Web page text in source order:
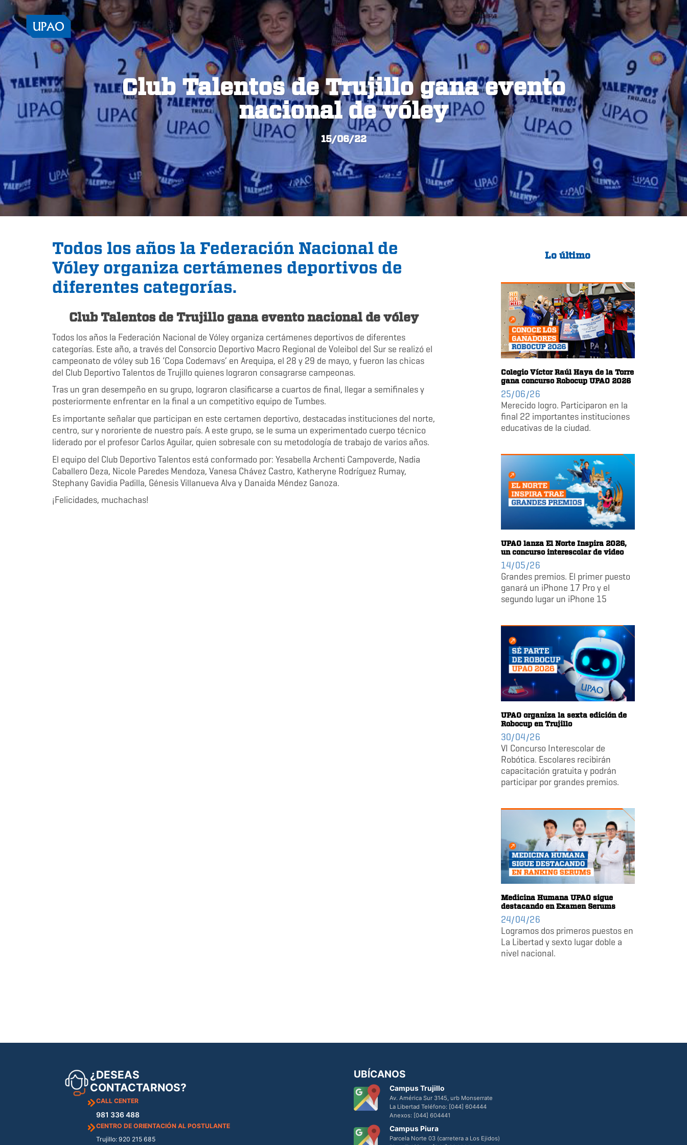
Club Talentos de Trujillo gana evento
nacional de vóley
15/06/22
Todos los años la Federación Nacional de
Vóley organiza certámenes deportivos de
diferentes categorías.
Club Talentos de Trujillo gana evento nacional de vóley
Todos los años la Federación Nacional de Vóley organiza certámenes deportivos de diferentes
categorías. Este año, a través del Consorcio Deportivo Macro Regional de Voleibol del Sur se realizó el
campeonato de vóley sub 16 ‘Copa Codemavs’ en Arequipa, el 28 y 29 de mayo, y fueron las chicas
del Club Deportivo Talentos de Trujillo quienes lograron consagrarse campeonas.
Tras un gran desempeño en su grupo, lograron clasificarse a cuartos de final, llegar a semifinales y
posteriormente enfrentar en la final a un competitivo equipo de Tumbes.
Es importante señalar que participan en este certamen deportivo, destacadas instituciones del norte,
centro, sur y nororiente de nuestro país. A este grupo, se le suma un experimentado cuerpo técnico
liderado por el profesor Carlos Aguilar, quien sobresale con su metodología de trabajo de varios años.
El equipo del Club Deportivo Talentos está conformado por: Yesabella Archenti Campoverde, Nadia
Caballero Deza, Nicole Paredes Mendoza, Vanesa Chávez Castro, Katheryne Rodríguez Rumay,
Stephany Gavidia Padilla, Génesis Villanueva Alva y Danaida Méndez Ganoza.
¡Felicidades, muchachas!
Lo último
Colegio Víctor Raúl Haya de la Torre
gana concurso Robocup UPAO 2026
25/06/26
Merecido logro. Participaron en la
final 22 importantes instituciones
educativas de la ciudad.
UPAO lanza El Norte Inspira 2026,
un concurso interescolar de video
14/05/26
Grandes premios. El primer puesto
ganará un iPhone 17 Pro y el
segundo lugar un iPhone 15
UPAO organiza la sexta edición de
Robocup en Trujillo
30/04/26
VI Concurso Interescolar de
Robótica. Escolares recibirán
capacitación gratuita y podrán
participar por grandes premios.
Medicina Humana UPAO sigue
destacando en Examen Serums
24/04/26
Logramos dos primeros puestos en
La Libertad y sexto lugar doble a
nivel nacional.